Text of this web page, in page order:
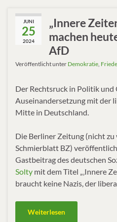
JUNI
25
2024
„Innere
machen
AfD
Veröffentlicht unter Demokratie
Der Rechtsruck in Politik und
Auseinandersetzung mit der
Mitte in Deutschland.
Die Berliner Zeitung (nicht
Schmierblatt BZ)
Gastbeitrag des deutschen
Solty mit dem Titel „‚Innere
braucht keine Nazis, der
Weiterlesen